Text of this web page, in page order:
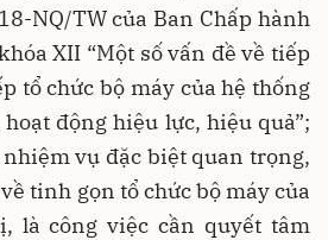
NQ/TW của Ban Chấp hành
XII “Một số vấn đề về tiếp
tổ chức bộ máy của hệ thống
động hiệu lực, hiệu quả”;
vụ đặc biệt quan trọng,
tinh gọn tổ chức bộ máy của
là công việc cần quyết tâm